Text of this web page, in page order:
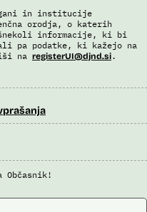
in institucije
orodja, o katerih
informacije, ki bi
pa podatke, ki kažejo na
na registerUI@djnd.si.
Občasnik!